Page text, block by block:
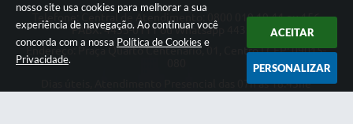
nosso site usa cookies para melhorar a sua
experiência de navegação. Ao continuar você
concorda com a nossa Política de Cookies e
Privacidade.
ACEITAR
PERSONALIZAR
Telefone: Central de Atendimento: 0800 019 19 44 ou 156
PABX: 4433-0111 ou Whatsapp 4433-0123
Endereço: Praça Quarto Centenário, 01, Centro | CEP: 09015-
Dias úteis, Atendimento Presencial das 07h as 18:45he